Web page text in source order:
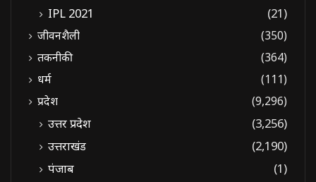
IPL 2021 (21)
जीवनशैली
(350)
तकनीकी
(364)
धर्म
(111)
प्रदेश
(9,296)
उत्तर प्रदेश
(3,256)
उत्तराखंड
(2,190)
पंजाब
(1)